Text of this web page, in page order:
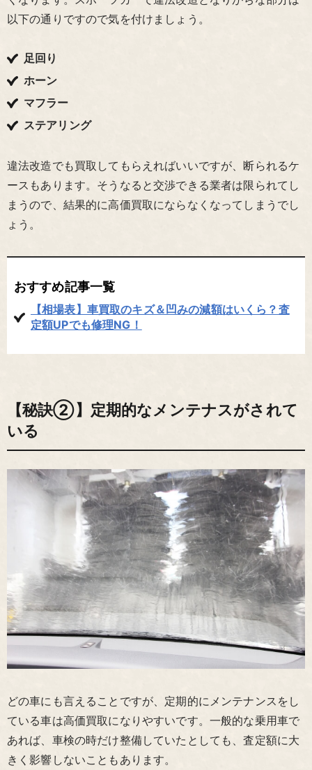
以下の通りですので気を付けましょう。
足回り
ホーン
マフラー
ステアリング
違法改造でも買取してもらえればいいですが、断られるケ
ースもあります。そうなると交渉できる業者は限られてし
まうので、結果的に高価買取にならなくなってしまうでし
ょう。
おすすめ記事一覧
【相場表】車買取のキズ＆凹みの減額はいくら？査
定額UPでも修理NG！
【秘訣②】定期的なメンテナスがされて
いる
どの車にも言えることですが、定期的にメンテナンスをし
ている車は高価買取になりやすいです。一般的な乗用車で
あれば、車検の時だけ整備していたとしても、査定額に大
きく影響しないこともあります。